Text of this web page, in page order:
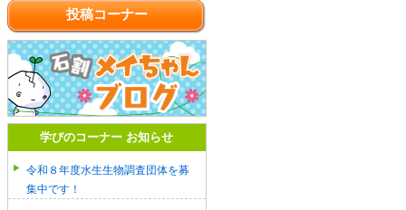
投稿コーナー
学びのコーナー お知らせ
令和８年度水生生物調査団体を募
集中です！